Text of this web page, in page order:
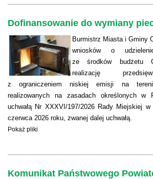
Dofinansowanie do wymiany
Burmistrz Miasta i Gminy
wniosków o
ze środków budżetu
realizację
z ograniczeniem niskiej emisji na
realizowanych na zasadach określonych w
uchwałą Nr XXXVI/197/2026 Rady Miejskiej
czerwca 2026 roku, zwanej dalej uchwałą.
Pokaż pliki
Komunikat Państwowego